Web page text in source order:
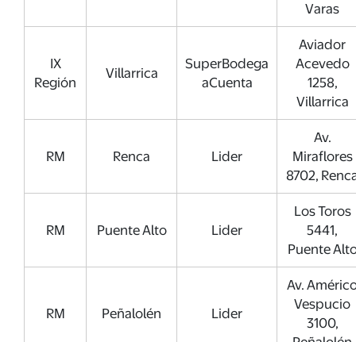
Varas
IX
Región
Villarrica
SuperBodega
aCuenta
Aviador
Acevedo
1258,
Villarrica
RM Renca Lider
Av.
Miraflores
8702,
RM Puente Alto Lider
Los Toros
5441,
Puente
RM Peñalolén Lider
Av.
Vespucio
3100,